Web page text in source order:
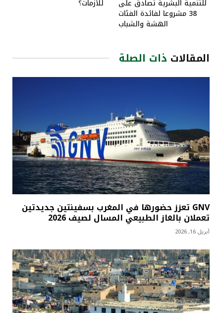
للتنمية البشرية تصادق على
38 مشروعا لفائدة الفئات
الهشة والشباب
للأزمات؟
المقالات ذات الصلة
GNV تعزز حضورها في المغرب بسفينتين جديدتين
تعملان بالغاز الطبيعي المسال لصيف 2026
أبريل 16, 2026